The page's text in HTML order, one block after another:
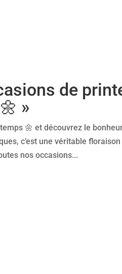
de
»
🌼 et découvrez le
c’est une véritable
nos occasions...